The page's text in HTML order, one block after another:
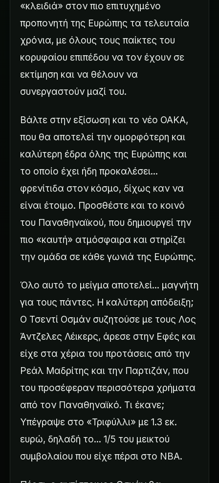
«κλειδιά» στον πιο επιτυχημένο
προπονητή της Ευρώπης τα τελευταία
χρόνια, με όλους τους παίκτες του
κορυφαίου επιπέδου να τον έχουν σε
εκτίμηση και να θέλουν να
συνεργαστούν μαζί του.
Βάλτε στην εξίσωση και το νέο ΟΑΚΑ,
που θα αποτελεί την ομορφότερη και
καλύτερη έδρα όλης της Ευρώπης και
το οποίο έχει ήδη προκαλέσει...
φρενίτιδα στον κόσμο, δίχως καν να
είναι έτοιμο. Προσθέστε και το κοινό
του Παναθηναϊκού, που δημιουργεί την
πιο «καυτή» ατμόσφαιρα και στηρίζει
την ομάδα σε κάθε γωνιά της Ευρώπης.
Όλο αυτό το μείγμα αποτελεί... μαγνήτη
για τους πάντες. Η καλύτερη απόδειξη;
Ο Τσεντί Οσμάν συζητούσε με τους Λος
Άντζελες Λέικερς, άρεσε στην Εφές και
είχε στα χέρια του προτάσεις από την
Ρεάλ Μαδρίτης και την Παρτιζάν, που
του προσέφεραν περισσότερα χρήματα
από τον Παναθηναϊκό. Τι έκανε;
Υπέγραψε στο «Τριφύλλι» με 1.3 εκ.
ευρώ, δηλαδή το... 1/5 του μεικτού
συμβολαίου που είχε πέρσι στο NBA.